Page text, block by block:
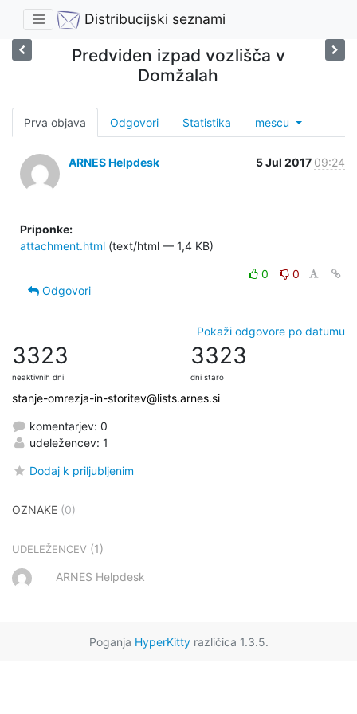
Distribucijski seznami
Predviden izpad vozlišča v
Domžalah
Prva objava Odgovori Statistika mescu
ARNES Helpdesk 5 Jul 2017 09:24
Priponke:
attachment.html (text/html — 1,4 KB)
0
0
Odgovori
Pokaži odgovore po datumu
3323
neaktivnih dni
3323
dni staro
stanje-omrezja-in-storitev@lists.arnes.si
komentarjev: 0
udeležencev: 1
Dodaj k priljubljenim
OZNAKE (0)
UDELEŽENCEV (1)
ARNES Helpdesk
Poganja HyperKittyrazličica 1.3.5.